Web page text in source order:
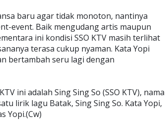
baru agar tidak monoton, nantinya
event. Baik mengudang artis maupun
ini kondisi SSO KTV masih terlihat
terasa cukup nyaman. Kata Yopi
bertambah seru lagi dengan
ini adalah Sing Sing So (SSO KTV), nama
lirik lagu Batak, Sing Sing So. Kata Yopi,
Yopi.(Cw)